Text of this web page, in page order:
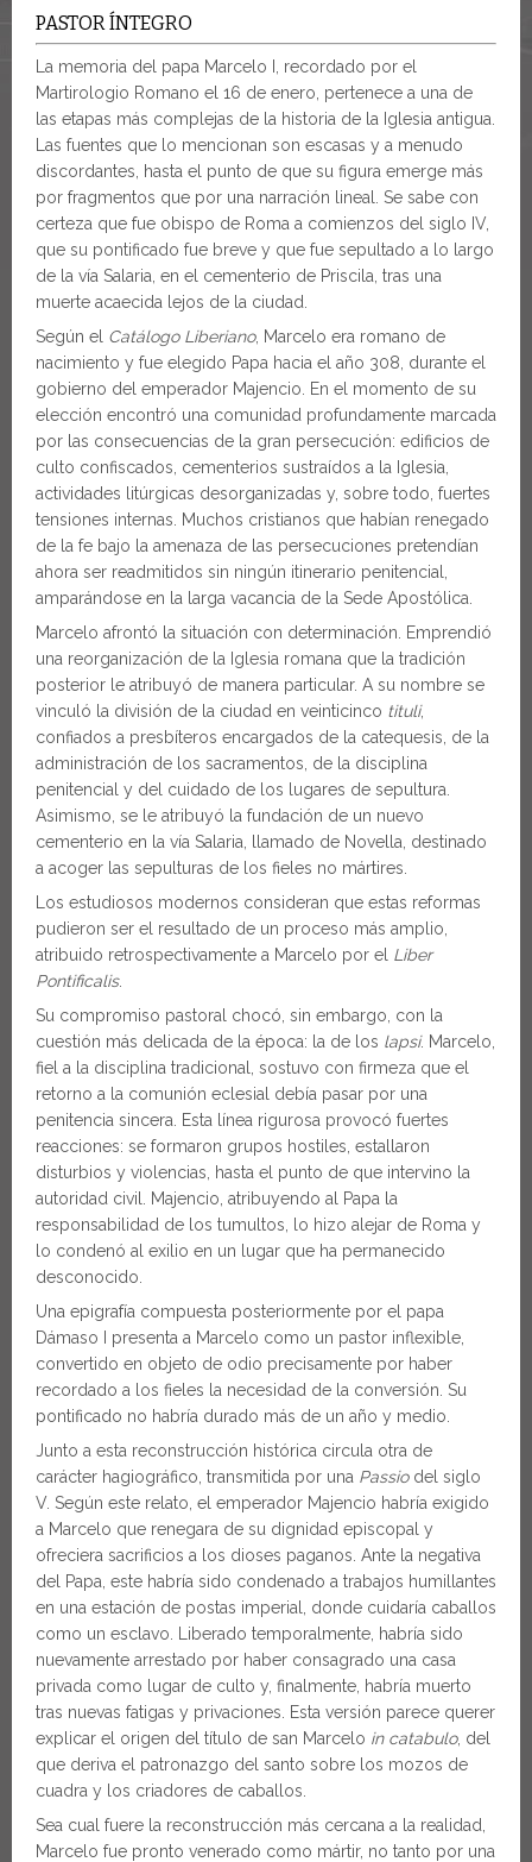
PASTOR ÍNTEGRO
La memoria del papa Marcelo I, recordado por el
Martirologio Romano el 16 de enero, pertenece a una de
las etapas más complejas de la historia de la Iglesia antigua.
Las fuentes que lo mencionan son escasas y a menudo
discordantes, hasta el punto de que su figura emerge más
por fragmentos que por una narración lineal. Se sabe con
certeza que fue obispo de Roma a comienzos del siglo IV,
que su pontificado fue breve y que fue sepultado a lo largo
de la vía Salaria, en el cementerio de Priscila, tras una
muerte acaecida lejos de la ciudad.
Según el Catálogo Liberiano, Marcelo era romano de
nacimiento y fue elegido Papa hacia el año 308, durante el
gobierno del emperador Majencio. En el momento de su
elección encontró una comunidad profundamente marcada
por las consecuencias de la gran persecución: edificios de
culto confiscados, cementerios sustraídos a la Iglesia,
actividades litúrgicas desorganizadas y, sobre todo, fuertes
tensiones internas. Muchos cristianos que habían renegado
de la fe bajo la amenaza de las persecuciones pretendían
ahora ser readmitidos sin ningún itinerario penitencial,
amparándose en la larga vacancia de la Sede Apostólica.
Marcelo afrontó la situación con determinación. Emprendió
una reorganización de la Iglesia romana que la tradición
posterior le atribuyó de manera particular. A su nombre se
vinculó la división de la ciudad en veinticinco tituli,
confiados a presbíteros encargados de la catequesis, de la
administración de los sacramentos, de la disciplina
penitencial y del cuidado de los lugares de sepultura.
Asimismo, se le atribuyó la fundación de un nuevo
cementerio en la vía Salaria, llamado de Novella, destinado
a acoger las sepulturas de los fieles no mártires.
Los estudiosos modernos consideran que estas reformas
pudieron ser el resultado de un proceso más amplio,
atribuido retrospectivamente a Marcelo por el Liber
Pontificalis.
Su compromiso pastoral chocó, sin embargo, con la
cuestión más delicada de la época: la de los lapsi. Marcelo,
fiel a la disciplina tradicional, sostuvo con firmeza que el
retorno a la comunión eclesial debía pasar por una
penitencia sincera. Esta línea rigurosa provocó fuertes
reacciones: se formaron grupos hostiles, estallaron
disturbios y violencias, hasta el punto de que intervino la
autoridad civil. Majencio, atribuyendo al Papa la
responsabilidad de los tumultos, lo hizo alejar de Roma y
lo condenó al exilio en un lugar que ha permanecido
desconocido.
Una epigrafía compuesta posteriormente por el papa
Dámaso I presenta a Marcelo como un pastor inflexible,
convertido en objeto de odio precisamente por haber
recordado a los fieles la necesidad de la conversión. Su
pontificado no habría durado más de un año y medio.
Junto a esta reconstrucción histórica circula otra de
carácter hagiográfico, transmitida por una Passiodel siglo
V. Según este relato, el emperador Majencio habría exigido
a Marcelo que renegara de su dignidad episcopal y
ofreciera sacrificios a los dioses paganos. Ante la negativa
del Papa, este habría sido condenado a trabajos humillantes
en una estación de postas imperial, donde cuidaría caballos
como un esclavo. Liberado temporalmente, habría sido
nuevamente arrestado por haber consagrado una casa
privada como lugar de culto y, finalmente, habría muerto
tras nuevas fatigas y privaciones. Esta versión parece querer
explicar el origen del título de san Marcelo in catabulo, del
que deriva el patronazgo del santo sobre los mozos de
cuadra y los criadores de caballos.
Sea cual fuere la reconstrucción más cercana a la realidad,
Marcelo fue pronto venerado como mártir, no tanto por una